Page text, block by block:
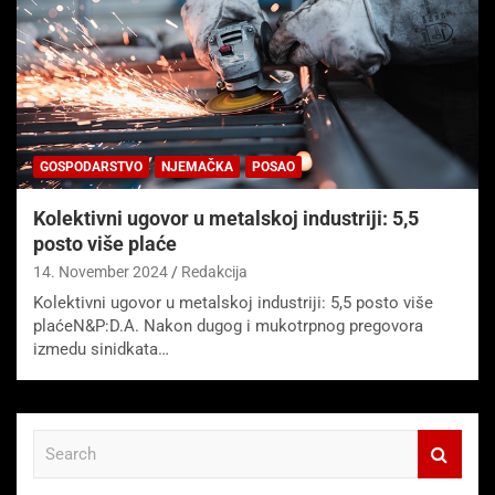
GOSPODARSTVO NJEMAČKA POSAO
Kolektivni ugovor u metalskoj industriji: 5,5
posto više plaće
14. November 2024 Redakcija
Kolektivni ugovor u metalskoj industriji: 5,5 posto više
plaćeN&P:D.A. Nakon dugog i mukotrpnog pregovora
izmedu sinidkata…